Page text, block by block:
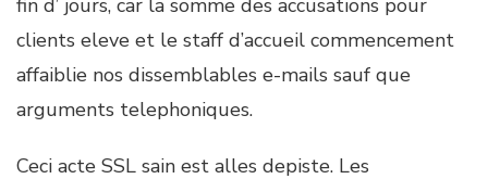
fin d’ jours, car la somme des accusations pour
clients eleve et le staff d’accueil commencement
affaiblie nos dissemblables e-mails sauf que
arguments telephoniques.
Ceci acte SSL sain est alles depiste. Les